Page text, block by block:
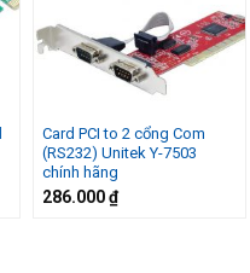
Card PCI to 2 cổng Com
(RS232) Unitek Y-7503
chính hãng
286.000₫